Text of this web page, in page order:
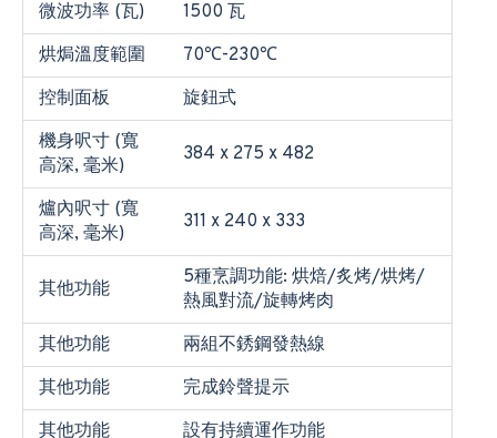
微波功率 (瓦)
1500 瓦
烘焗溫度範圍
70℃-230℃
控制面板
旋鈕式
機身呎寸 (寬
高深, 毫米)
384 x 275 x 482
爐內呎寸 (寬
高深, 毫米)
311 x 240 x 333
其他功能
5種烹調功能: 烘焙/炙烤/烘烤/
熱風對流/旋轉烤肉
其他功能
兩組不銹鋼發熱線
其他功能
完成鈴聲提示
其他功能
設有持續運作功能